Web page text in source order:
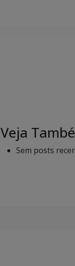
Veja
Sem posts